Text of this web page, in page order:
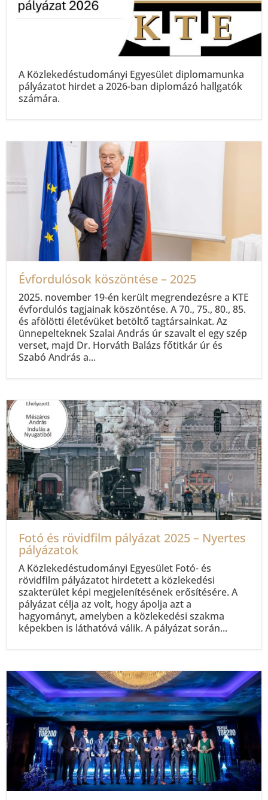
A Közlekedéstudományi Egyesület diplomamunka
pályázatot hirdet a 2026-ban diplomázó hallgatók
számára.
Évfordulósok köszöntése – 2025
2025. november 19-én került megrendezésre a KTE
évfordulós tagjainak köszöntése. A 70., 75., 80., 85.
és afölötti életévüket betöltő tagtársainkat. Az
ünnepelteknek Szalai András úr szavalt el egy szép
verset, majd Dr. Horváth Balázs főtitkár úr és
Szabó András a...
Fotó és rövidfilm pályázat 2025 – Nyertes
pályázatok
A Közlekedéstudományi Egyesület Fotó- és
rövidfilm pályázatot hirdetett a közlekedési
szakterület képi megjelenítésének erősítésére. A
pályázat célja az volt, hogy ápolja azt a
hagyományt, amelyben a közlekedési szakma
képekben is láthatóvá válik. A pályázat során...